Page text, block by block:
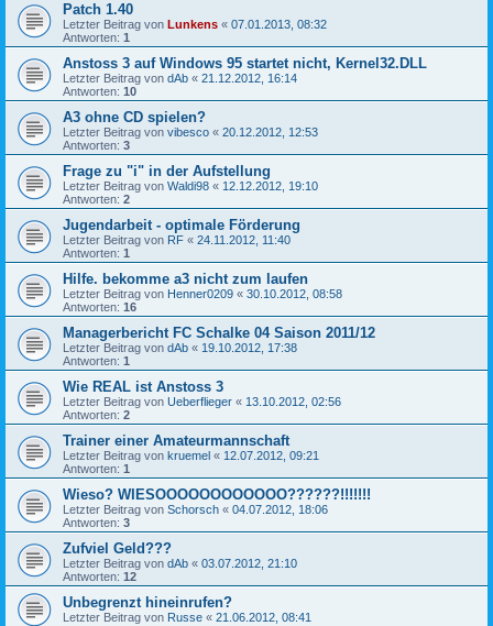
Patch 1.40
Letzter Beitrag von Lunkens « 07.01.2013, 08:32
Antworten: 1
Anstoss 3 auf Windows 95 startet nicht, Kernel32.DLL
Letzter Beitrag von dAb « 21.12.2012, 16:14
Antworten: 10
A3 ohne CD spielen?
Letzter Beitrag von vibesco « 20.12.2012, 12:53
Antworten: 3
Frage zu "i" in der Aufstellung
Letzter Beitrag von Waldi98 « 12.12.2012, 19:10
Antworten: 2
Jugendarbeit - optimale Förderung
Letzter Beitrag von RF « 24.11.2012, 11:40
Antworten: 1
Hilfe. bekomme a3 nicht zum laufen
Letzter Beitrag von Henner0209 « 30.10.2012, 08:58
Antworten: 16
Managerbericht FC Schalke 04 Saison 2011/12
Letzter Beitrag von dAb « 19.10.2012, 17:38
Antworten: 1
Wie REAL ist Anstoss 3
Letzter Beitrag von Ueberflieger « 13.10.2012, 02:56
Antworten: 2
Trainer einer Amateurmannschaft
Letzter Beitrag von kruemel « 12.07.2012, 09:21
Antworten: 1
Wieso? WIESOOOOOOOOOOOO??????!!!!!!!
Letzter Beitrag von Schorsch « 04.07.2012, 18:06
Antworten: 3
Zufviel Geld???
Letzter Beitrag von dAb « 03.07.2012, 21:10
Antworten: 12
Unbegrenzt hineinrufen?
Letzter Beitrag von Russe « 21.06.2012, 08:41